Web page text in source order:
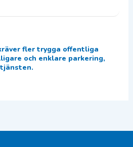
fler trygga offentliga
och enklare parkering,